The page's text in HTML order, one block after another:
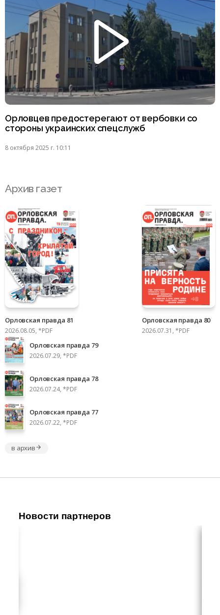
Орловцев предостерегают от вербовки со
стороны украинских спецслужб
8 октября 2025 г. 10:11
Архив газет
Орловская правда 81
2026.08.05, *PDF
Орловская правда 80
2026.07.31, *PDF
Орловская правда 79
2026.07.29, *PDF
Орловская правда 78
2026.07.24, *PDF
Орловская правда 77
2026.07.22, *PDF
в архив
Новости партнеров